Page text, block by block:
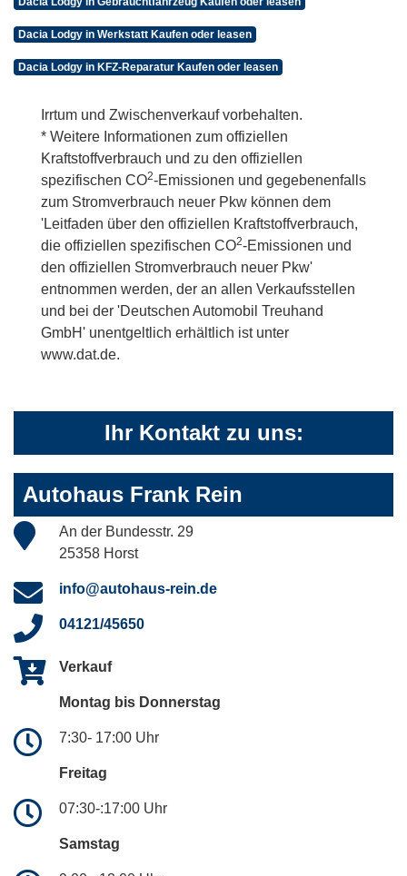
Dacia Lodgy in Werkstatt Kaufen oder leasen
Dacia Lodgy in KFZ-Reparatur Kaufen oder leasen
Irrtum und Zwischenverkauf vorbehalten.
* Weitere Informationen zum offiziellen
Kraftstoffverbrauch und zu den offiziellen
spezifischen CO2-Emissionen und gegebenenfalls
zum Stromverbrauch neuer Pkw können dem
'Leitfaden über den offiziellen Kraftstoffverbrauch,
die offiziellen spezifischen CO2-Emissionen und
den offiziellen Stromverbrauch neuer Pkw'
entnommen werden, der an allen Verkaufsstellen
und bei der 'Deutschen Automobil Treuhand
GmbH' unentgeltlich erhältlich ist unter
www.dat.de.
Ihr Kontakt zu uns:
Autohaus Frank Rein
An der Bundesstr. 29
25358 Horst
info@autohaus-rein.de
04121/45650
Verkauf
Montag bis Donnerstag
7:30- 17:00 Uhr
Freitag
07:30-:17:00 Uhr
Samstag